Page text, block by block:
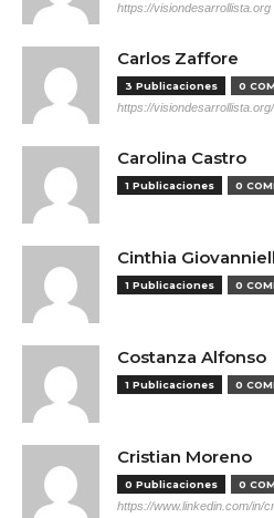
https://visiondesarrollista.org
Carlos Zaffore
3 Publicaciones 0
https://
Carolina Castro
1 Publicaciones 0
Cinthia
1 Publicaciones 0
Costanza Alfonso
1 Publicaciones 0
Cristian Moreno
0 Publicaciones 0
https://www.linkedin.com/in/